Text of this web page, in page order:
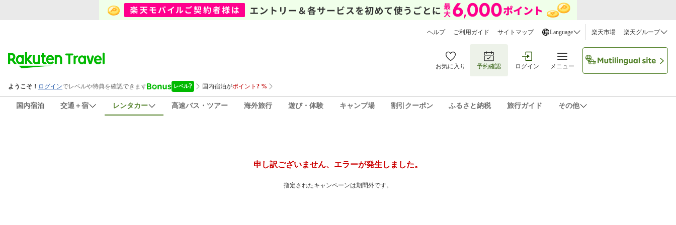
ヘルプ ご利用ガイド サイトマップ Language 楽天市場 楽天グループ
お気に入り 予約確認 ログイン メニュー
国内宿泊 交通＋宿 レンタカー 高速バス・ツアー 海外旅行 遊び・体験 キャンプ場 割引クーポン ふるさと納税 旅行ガイド その他
申し訳ございません、エラーが発生しました。
指定されたキャンペーンは期間外です。